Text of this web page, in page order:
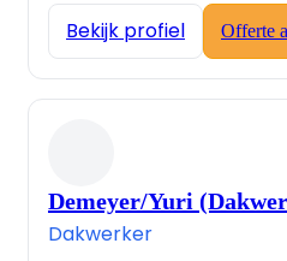
Bekijk profiel Offerte
Demeyer/Yuri
Dakwerker